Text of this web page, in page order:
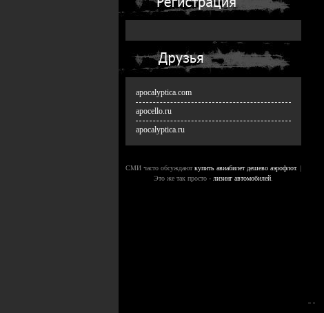
apocalyptica.com
apocello.ru
apocalyptica.ru
СМИ часто обсуждаюткупить авиабилет дешево аэрофлот. |
Это же так просто - лизинг автомобилей